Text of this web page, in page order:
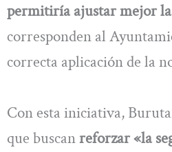
permitiría ajustar mejor
corresponden al
correcta aplicación de la
Con esta iniciativa,
que buscan reforzar «la